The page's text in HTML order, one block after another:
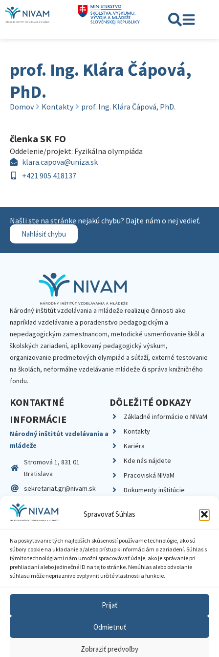
Spravovať Súhlas
Na poskytovanie tých najlepších skúseností používame technológie, ako sú
súbory cookie na ukladanie a/alebo prístup k informáciám o zariadení. Súhlas s
týmito technológiami nám umožní spracovávať údaje, ako je správanie pri
prehliadaní alebo jedinečné ID na tejto stránke. Nesúhlas alebo odvolanie
súhlasu môže nepriaznivo ovplyvniť určité vlastnosti a funkcie.
Prijať
Odmietnuť
Zobraziť predvoľby
prof. Ing. Klára Čápová,
PhD.
Domov Kontakty prof. Ing. Klára Čápová, PhD.
členka SK FO
Oddelenie/projekt: Fyzikálna olympiáda
klara.capova@uniza.sk
+421 905 418137
Našli ste na stránke nejakú chybu? Dajte nám o nej vedieť.
Nahlásiť chybu
Národný inštitút vzdelávania a mládeže realizuje činnosti ako
napríklad vzdelávanie a poradenstvo pedagogickým a
nepedagogickým zamestnancom, metodické usmerňovanie škôl a
školských zariadení, aplikovaný pedagogický výskum,
organizovanie predmetových olympiád a súťaží, externé testovanie
na školách, neformálne vzdelávanie mládeže či správa knižničného
fondu.
KONTAKTNÉ
INFORMÁCIE
Národný inštitút vzdelávania a
mládeže
Stromová 1, 831 01
Bratislava
sekretariat.gr@nivam.sk
IČO: 00164348
DIČ: 2020798714
DÔLEŽITÉ ODKAZY
Základné informácie o NIVaM
Kontakty
Kariéra
Kde nás nájdete
Pracoviská NIVaM
Dokumenty inštitúcie
Zásady ochrany súkromia
Sprístupnenie informácií
GDPR